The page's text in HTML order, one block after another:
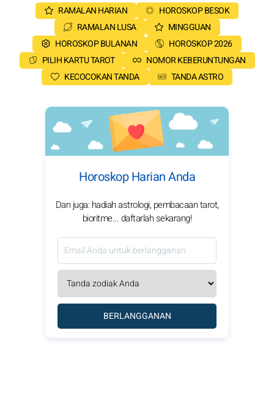
RAMALAN HARIAN
HOROSKOP BESOK
RAMALAN LUSA
MINGGUAN
HOROSKOP BULANAN
HOROSKOP 2026
PILIH KARTU TAROT
NOMOR KEBERUNTUNGAN
KECOCOKAN TANDA
TANDA ASTRO
Horoskop Harian Anda
Dan juga: hadiah astrologi, pembacaan tarot,
bioritme... daftarlah sekarang!
BERLANGGANAN